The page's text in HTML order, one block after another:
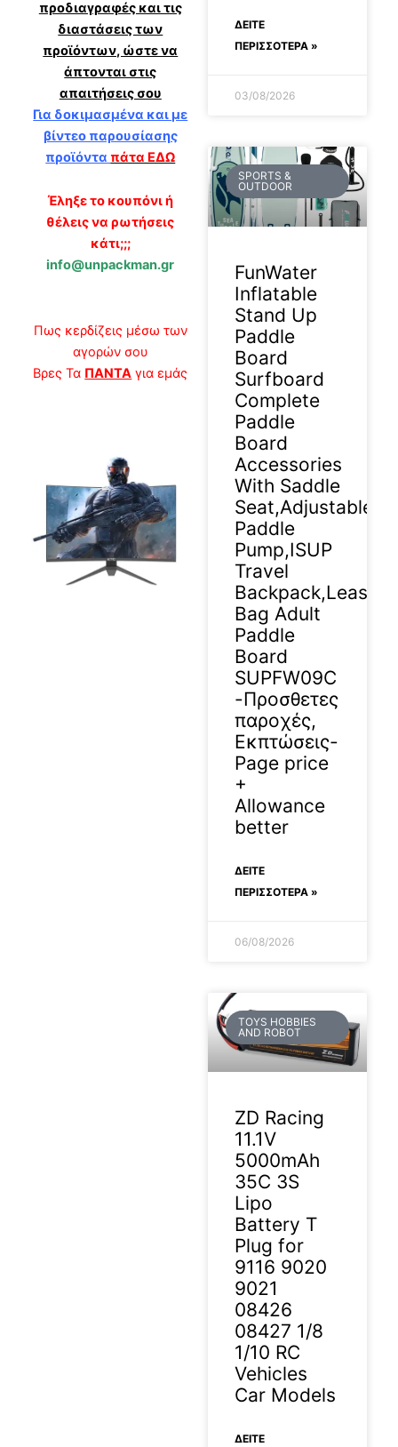
προδιαγραφές και τις
διαστάσεις των
προϊόντων, ώστε να
άπτονται στις
απαιτήσεις σου
Για δοκιμασμένα και με
βίντεο παρουσίασης
προϊόντα πάτα ΕΔΩ
Έληξε το κουπόνι ή
θέλεις να ρωτήσεις
κάτι;;;
info@unpackman.gr
Πως κερδίζεις μέσω των
αγορών σου
Βρες Τα ΠΑΝΤΑ για εμάς
ΔΕΊΤΕ
ΠΕΡΙΣΣΟΤΕΡΑ »
03/08/2026
SPORTS &
OUTDOOR
FunWater
Inflatable
Stand Up
Paddle
Board
Surfboard
Complete
Paddle
Board
Accessories
With Saddle
Seat,Adjustable
Paddle
Pump,ISUP
Travel
Bag Adult
Paddle
Board
SUPFW09C
-Προσθετες
παροχές,
Εκπτώσεις-
Page price
+
Allowance
better
ΔΕΊΤΕ
ΠΕΡΙΣΣΟΤΕΡΑ »
06/08/2026
TOYS HOBBIES
AND ROBOT
ZD Racing
11.1V
5000mAh
35C 3S
Lipo
Battery T
Plug for
9116 9020
9021
08426
08427 1/8
1/10 RC
Vehicles
Car Models
ΔΕΊΤΕ